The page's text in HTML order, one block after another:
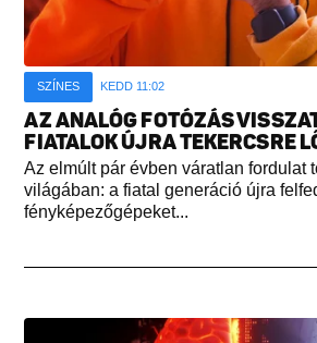
SZÍNES KEDD 11:02
AZ ANALÓG FOTÓZÁS
FIATALOK ÚJRA TEKERCSRE
Az elmúlt pár évben váratlan fordulat
világában: a fiatal generáció újra
fényképezőgépeket...